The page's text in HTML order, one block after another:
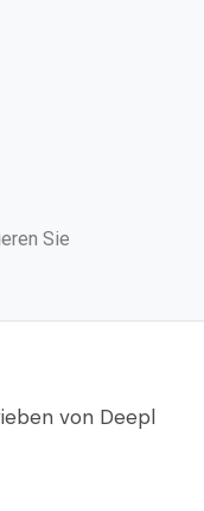
Sie
von Deepl